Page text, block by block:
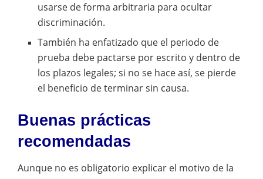
usarse de forma arbitraria para ocultar
discriminación.
También ha enfatizado que el periodo de
prueba debe pactarse por escrito y dentro de
los plazos legales; si no se hace así, se pierde
el beneficio de terminar sin causa.
Buenas prácticas
recomendadas
Aunque no es obligatorio explicar el motivo de la